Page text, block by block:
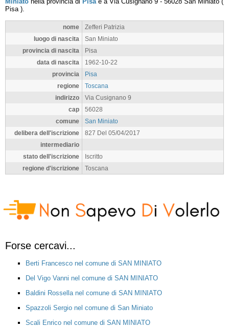
Pisa).
nome
Zefferi Patrizia
luogo di nascita
San Miniato
provincia di nascita
Pisa
data di nascita
1962-10-22
provincia
Pisa
regione
Toscana
indirizzo
Via Cusignano 9
cap
56028
comune
San Miniato
delibera dell'iscrizione
827 Del 05/04/2017
intermediario
stato dell'iscrizione
Iscritto
regione d'iscrizione
Toscana
Forse cercavi...
Berti Francesco nel comune di SAN MINIATO
Del Vigo Vanni nel comune di SAN MINIATO
Baldini Rossella nel comune di SAN MINIATO
Spazzoli Sergio nel comune di San Miniato
Scali Enrico nel comune di SAN MINIATO